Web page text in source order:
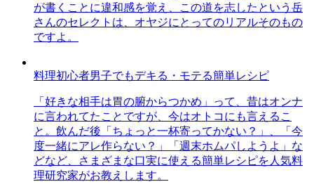
が書くことに違和感を覚え、この道を志したという岳
さんのセレクトは、オヤジにとってのリアルそのもの
ですよ。
料理初心者男子でもデキる・モテる簡単レシピ
「好きな相手は胃の腑からつかめ」って、昔はオンナ
に言われてたことですが、今はオトコにも言えるこ
と。飲んだ後「ちょっと一杯寄ってかない？」、「今
度一緒にアレ作らない？」「週末ホムパしようよ」な
どなど、さまざまな口実に使える簡単レシピを人気料
理研究家がお教えします。